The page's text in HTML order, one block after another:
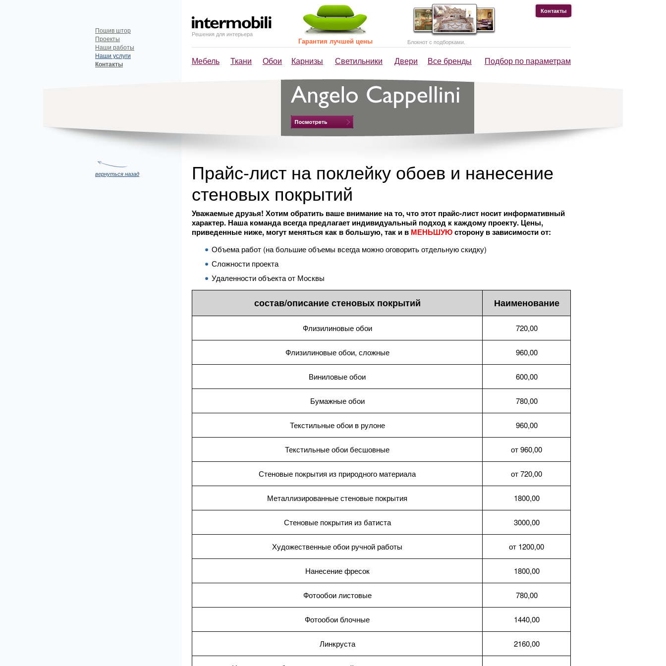
Решения для интерьера
Мебель Ткани Обои Карнизы Светильники Двери Все бренды Подбор по параметрам
Пошив штор
Проекты
Наши работы
Наши услуги
Контакты
Контакты
Гарантия лучшей цены Блокнот с подборками.
вернуться назад
Прайс-лист на поклейку обоев и нанесение
стеновых покрытий
Уважаемые друзья! Хотим обратить ваше внимание на то, что этот прайс-лист носит информативный
характер. Наша команда всегда предлагает индивидуальный подход к каждому проекту. Цены,
приведенные ниже, могут меняться как в большую, так и в МЕНЬШУЮсторону в зависимости от:
Объема работ (на большие объемы всегда можно оговорить отдельную скидку)
Сложности проекта
Удаленности объекта от Москвы
состав/описание стеновых покрытий Наименование
Флизилиновые обои 720,00
Флизилиновые обои, сложные 960,00
Виниловые обои 600,00
Бумажные обои 780,00
Текстильные обои в рулоне 960,00
Текстильные обои бесшовные от 960,00
Стеновые покрытия из природного материала от 720,00
Металлизированные стеновые покрытия 1800,00
Стеновые покрытия из батиста 3000,00
Художественные обои ручной работы от 1200,00
Нанесение фресок 1800,00
Фотообои листовые 780,00
Фотообои блочные 1440,00
Линкруста 2160,00